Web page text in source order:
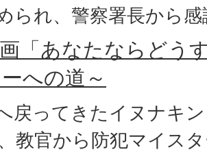
られ、警察署長から
「あなたならどう
への道～
戻ってきたイヌナキ
教官から防犯マイス